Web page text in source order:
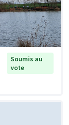
Soumis au
vote